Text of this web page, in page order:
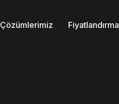
Çözümlerimiz Fiyatlandırma